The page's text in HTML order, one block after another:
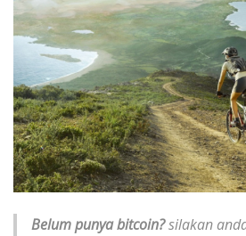
Belum punya bitcoin?silakan